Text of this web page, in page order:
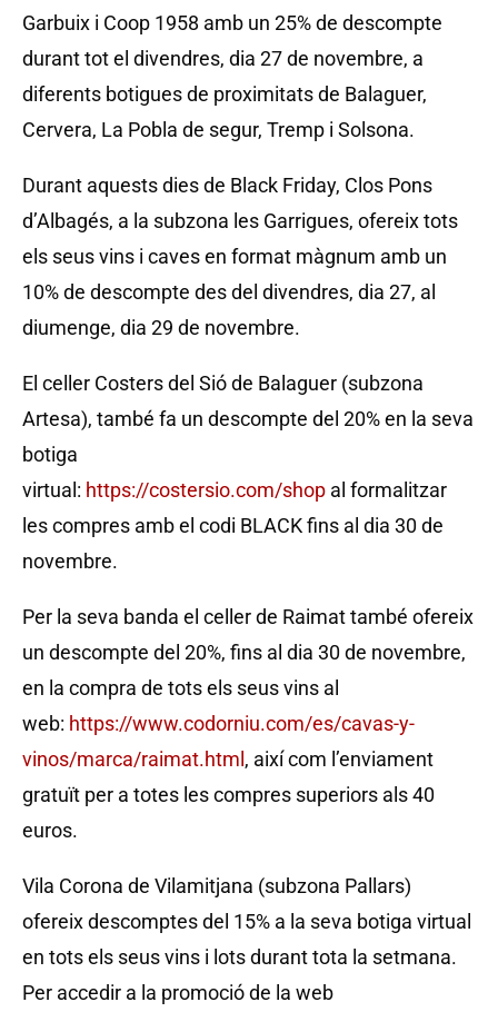
Garbuix i Coop 1958 amb un 25% de descompte
durant tot el divendres, dia 27 de novembre, a
diferents botigues de proximitats de Balaguer,
Cervera, La Pobla de segur, Tremp i Solsona.
Durant aquests dies de Black Friday, Clos Pons
d’Albagés, a la subzona les Garrigues, ofereix tots
els seus vins i caves en format màgnum amb un
10% de descompte des del divendres, dia 27, al
diumenge, dia 29 de novembre.
El celler Costers del Sió de Balaguer (subzona
Artesa), també fa un descompte del 20% en la seva
botiga
virtual: https://costersio.com/shop al formalitzar
les compres amb el codi BLACK fins al dia 30 de
novembre.
Per la seva banda el celler de Raimat també ofereix
un descompte del 20%, fins al dia 30 de novembre,
en la compra de tots els seus vins al
web: https://www.codorniu.com/es/cavas-y-
vinos/marca/raimat.html , així com l’enviament
gratuït per a totes les compres superiors als 40
euros.
Vila Corona de Vilamitjana (subzona Pallars)
ofereix descomptes del 15% a la seva botiga virtual
en tots els seus vins i lots durant tota la setmana.
Per accedir a la promoció de la web